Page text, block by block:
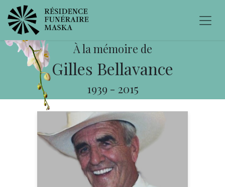
À la mémoire de
Gilles Bellavance
1939 - 2015